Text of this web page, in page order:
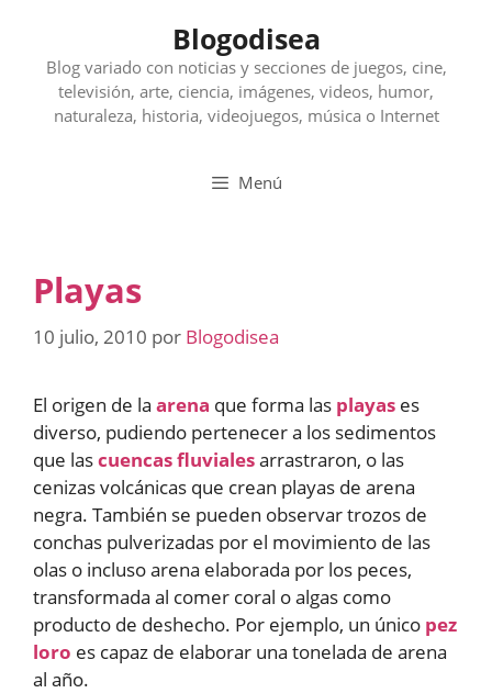
contenido
Blogodisea
Blog variado con noticias y secciones de juegos, cine,
televisión, arte, ciencia, imágenes, videos, humor,
naturaleza, historia, videojuegos, música o Internet
Menú
Playas
10 julio, 2010 por Blogodisea
El origen de la arena que forma las playas es
diverso, pudiendo pertenecer a los sedimentos
que lascuencas fluvialesarrastraron, o las
cenizas volcánicas que crean playas de arena
negra. También se pueden observar trozos de
conchas pulverizadas por el movimiento de las
olas o incluso arena elaborada por los peces,
transformada al comer coral o algas como
producto de deshecho. Por ejemplo, un único pez
loro es capaz de elaborar una tonelada de arena
al año.